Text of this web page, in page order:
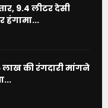
9.4 लीटर देसी
हंगामा...
लाख की रंगदारी मांगने